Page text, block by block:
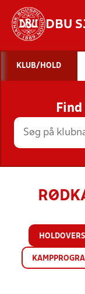
DBU
KLUB/HOLD